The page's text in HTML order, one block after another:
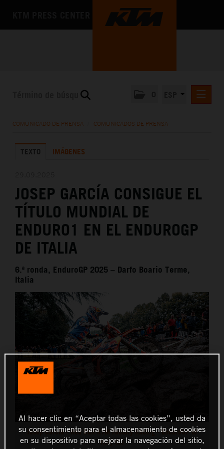
LA EMPRESA
COMUNICADO DE PRENSA COMUNICADOS DE PRENSA
TEXTO IMÁGENES
JOSEP GARCÍA CONSIGUE EL
TÍTULO MUNDIAL DE
ENDURO1 EN EL ENDUROGP
DE ITALIA
6.ª ronda, EnduroGP 2025 – Darfo Boario Terme,
Italia
Josep Garcia - Red Bull KTM Factory Racing - EnduroGP of
Italy (2)
Al hacer clic en “Aceptar todas las cookies”, usted da
su consentimiento para el almacenamiento de cookies
en su dispositivo para mejorar la navegación del sitio,